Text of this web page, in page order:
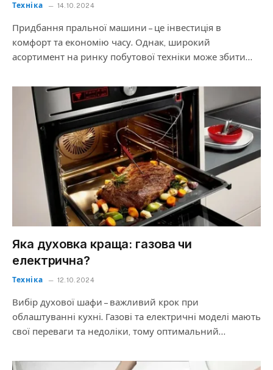
Техніка 14.10.2024
Придбання пральної машини – це інвестиція в
комфорт та економію часу. Однак, широкий
асортимент на ринку побутової техніки може збити…
Яка духовка краща: газова чи
електрична?
Техніка 12.10.2024
Вибір духової шафи – важливий крок при
облаштуванні кухні. Газові та електричні моделі мають
свої переваги та недоліки, тому оптимальний…